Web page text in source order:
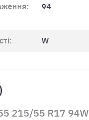
94
W
215/55 R17 94W